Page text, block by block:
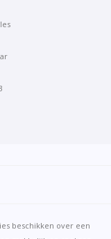
beschikken over een